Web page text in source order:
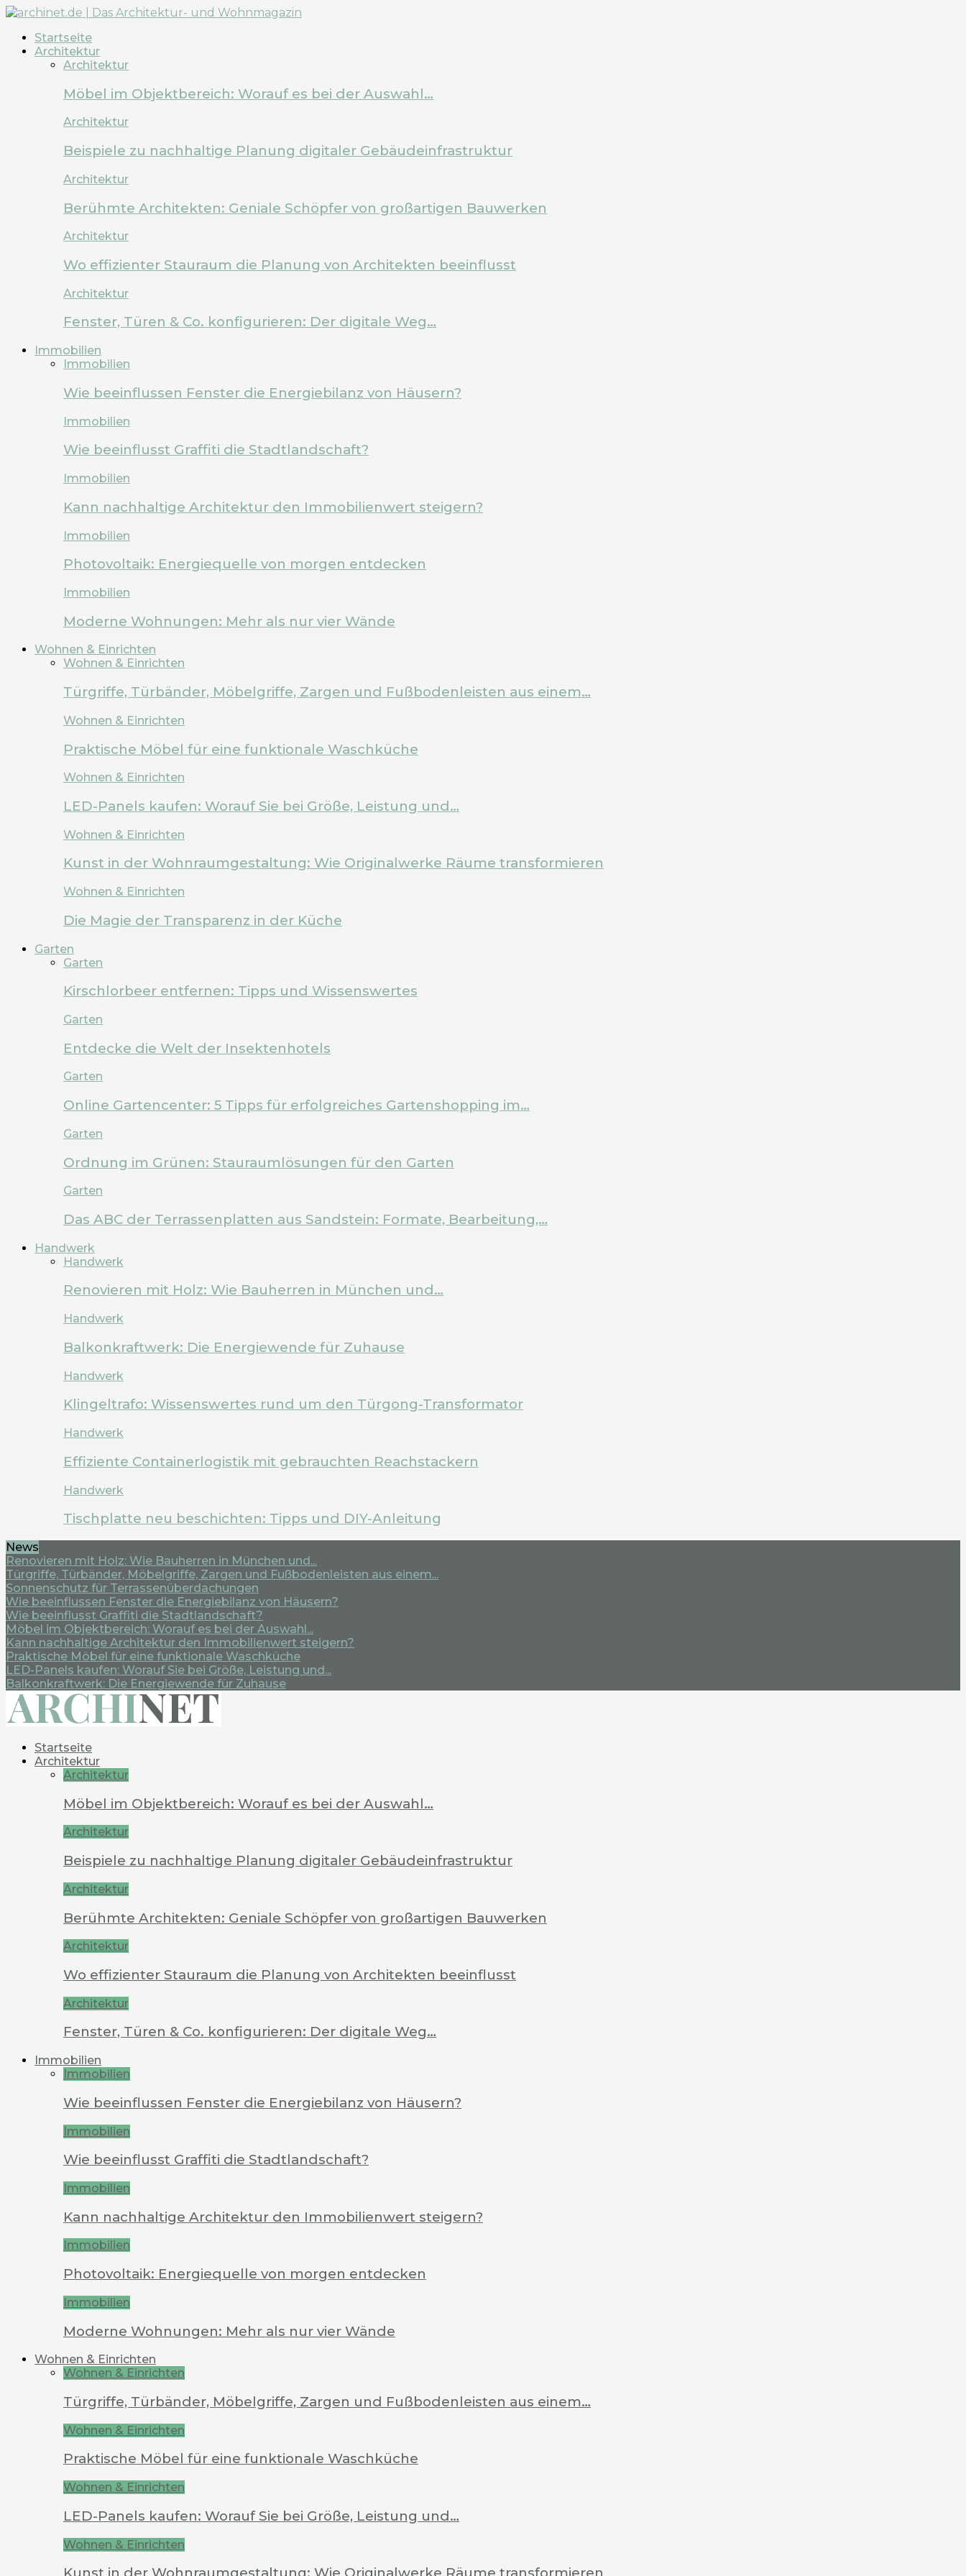
Startseite
Architektur
Architektur
Möbel im Objektbereich: Worauf es bei der Auswahl…
Architektur
Beispiele zu nachhaltige Planung digitaler Gebäudeinfrastruktur
Architektur
Berühmte Architekten: Geniale Schöpfer von großartigen Bauwerken
Architektur
Wo effizienter Stauraum die Planung von Architekten beeinflusst
Architektur
Fenster, Türen & Co. konfigurieren: Der digitale Weg…
Immobilien
Immobilien
Wie beeinflussen Fenster die Energiebilanz von Häusern?
Immobilien
Wie beeinflusst Graffiti die Stadtlandschaft?
Immobilien
Kann nachhaltige Architektur den Immobilienwert steigern?
Immobilien
Photovoltaik: Energiequelle von morgen entdecken
Immobilien
Moderne Wohnungen: Mehr als nur vier Wände
Wohnen & Einrichten
Wohnen & Einrichten
Türgriffe, Türbänder, Möbelgriffe, Zargen und Fußbodenleisten aus einem…
Wohnen & Einrichten
Praktische Möbel für eine funktionale Waschküche
Wohnen & Einrichten
LED-Panels kaufen: Worauf Sie bei Größe, Leistung und…
Wohnen & Einrichten
Kunst in der Wohnraumgestaltung: Wie Originalwerke Räume transformieren
Wohnen & Einrichten
Die Magie der Transparenz in der Küche
Garten
Garten
Kirschlorbeer entfernen: Tipps und Wissenswertes
Garten
Entdecke die Welt der Insektenhotels
Garten
Online Gartencenter: 5 Tipps für erfolgreiches Gartenshopping im…
Garten
Ordnung im Grünen: Stauraumlösungen für den Garten
Garten
Das ABC der Terrassenplatten aus Sandstein: Formate, Bearbeitung,…
Handwerk
Handwerk
Renovieren mit Holz: Wie Bauherren in München und…
Handwerk
Balkonkraftwerk: Die Energiewende für Zuhause
Handwerk
Klingeltrafo: Wissenswertes rund um den Türgong-Transformator
Handwerk
Effiziente Containerlogistik mit gebrauchten Reachstackern
Handwerk
Tischplatte neu beschichten: Tipps und DIY-Anleitung
News
Renovieren mit Holz: Wie Bauherren in München und...
Türgriffe, Türbänder, Möbelgriffe, Zargen und Fußbodenleisten aus einem...
Sonnenschutz für Terrassenüberdachungen
Wie beeinflussen Fenster die Energiebilanz von Häusern?
Wie beeinflusst Graffiti die Stadtlandschaft?
Möbel im Objektbereich: Worauf es bei der Auswahl...
Kann nachhaltige Architektur den Immobilienwert steigern?
Praktische Möbel für eine funktionale Waschküche
LED-Panels kaufen: Worauf Sie bei Größe, Leistung und...
Balkonkraftwerk: Die Energiewende für Zuhause
Startseite
Architektur
Architektur
Möbel im Objektbereich: Worauf es bei der Auswahl…
Architektur
Beispiele zu nachhaltige Planung digitaler Gebäudeinfrastruktur
Architektur
Berühmte Architekten: Geniale Schöpfer von großartigen Bauwerken
Architektur
Wo effizienter Stauraum die Planung von Architekten beeinflusst
Architektur
Fenster, Türen & Co. konfigurieren: Der digitale Weg…
Immobilien
Immobilien
Wie beeinflussen Fenster die Energiebilanz von Häusern?
Immobilien
Wie beeinflusst Graffiti die Stadtlandschaft?
Immobilien
Kann nachhaltige Architektur den Immobilienwert steigern?
Immobilien
Photovoltaik: Energiequelle von morgen entdecken
Immobilien
Moderne Wohnungen: Mehr als nur vier Wände
Wohnen & Einrichten
Wohnen & Einrichten
Türgriffe, Türbänder, Möbelgriffe, Zargen und Fußbodenleisten aus einem…
Wohnen & Einrichten
Praktische Möbel für eine funktionale Waschküche
Wohnen & Einrichten
LED-Panels kaufen: Worauf Sie bei Größe, Leistung und…
Wohnen & Einrichten